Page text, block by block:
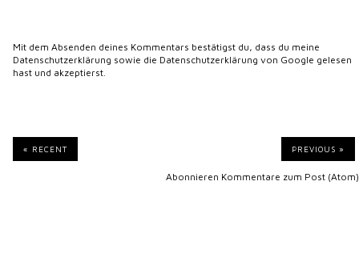
Mit dem Absenden deines Kommentars bestätigst du, dass du meine
Datenschutzerklärung sowie die Datenschutzerklärung von Google gelesen
hast und akzeptierst.
« RECENT PREVIOUS »
Abonnieren Kommentare zum Post (Atom)